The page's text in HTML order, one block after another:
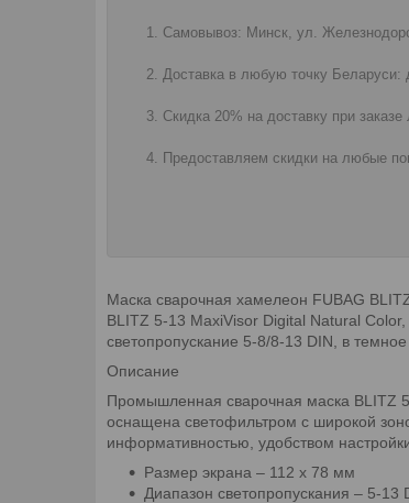
Самовывоз: Минск, ул.
Доставка в любую точку Беларуси:
Скидка 20% на доставку при
Предоставляем скидки на любые
Маска сварочная хамелеон FUBAG
BLITZ 5-13 MaxiVisor Digital Natural
светопропускание 5-8/8-13 DIN, в
Описание
Промышленная сварочная маска BLITZ
оснащена светофильтром с широкой
информативностью, удобством
Размер экрана – 112 х 78 мм
Диапазон светопропускания – 5-13